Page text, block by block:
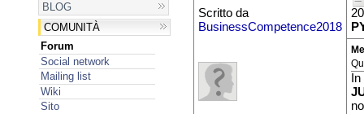
BLOG
COMUNITÀ
Forum
Social network
Mailing list
Wiki
Sito
Scritto da
BusinessCompetence2018